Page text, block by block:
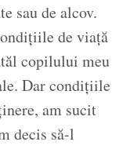
sau de alcov.
de viață
copilului meu
Dar condițiile
am sucit
decis să-l